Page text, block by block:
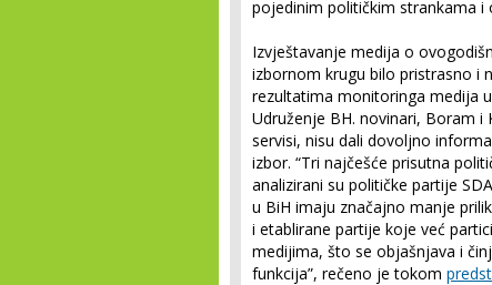
pojedinim političkim strankama i
Izvještavanje medija o
izbornom krugu bilo pristrasno i
rezultatima monitoringa medija
Udruženje BH. novinari, Boram
servisi, nisu dali dovoljno
izbor. “Tri najčešće prisutna
analizirani su političke partije
u BiH imaju značajno manje
i etablirane partije koje već
medijima, što se objašnjava i
funkcija”, rečeno je tokom